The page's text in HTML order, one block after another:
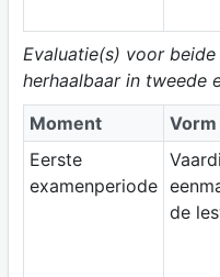
Evaluatie(s) voor
herhaalbaar in tweede
Moment
Vorm
Eerste
examenperiode
de